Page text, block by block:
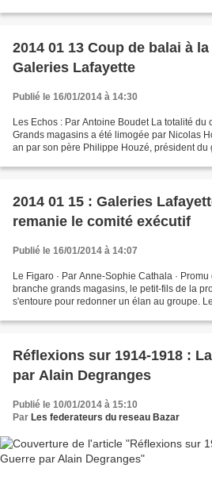
2014 01 13 Coup de balai à
Galeries Lafayette
Publié le 16/01/2014 à 14:30
Les Echos : Par Antoine Boudet La totalité du
Grands magasins a été limogée par Nicolas
an par son père Philippe Houzé, président du
2014 01 15 : Galeries
remanie le comité exécutif
Publié le 16/01/2014 à 14:07
Le Figaro · Par Anne-Sophie Cathala ·
branche grands magasins, le petit-fils de la
s'entoure pour redonner un élan au groupe.
Réflexions sur 1914-1918 :
par Alain Degranges
Publié le 10/01/2014 à 15:10
Par Les federateurs du reseau Bazar